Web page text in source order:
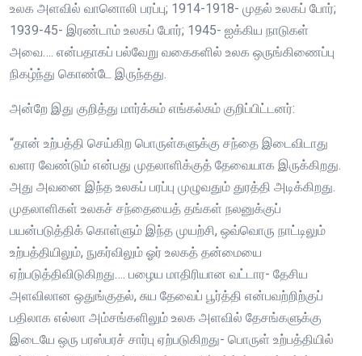
உலக அளவில் வானொலி பரப்பு; 1914-1918- முதல் உலகப் போர்;
1939-45- இரண்டாம் உலகப் போர்; 1945- ஐக்கிய நாடுகள்
அவை…. என்பதாகப் பல்வேறு வகைகளில் உலக ஒருங்கிணைப்பு
நிகழ்ந்து கொண்டே இருந்தது.
அன்றே இது குறித்து மார்க்சும் எங்கல்சும் குறிப்பிட்டனர்:
“தான் உற்பத்தி செய்கிற பொருள்களுக்கு சந்தை இடைவிடாது
வளர வேண்டும் என்பது முதலாளிக்குத் தேவையாக இருக்கிறது.
அது அவனை இந்த உலகப் பரப்பு முழுவதும் துரத்தி அடிக்கிறது.
முதலாளிகள் உலகச் சந்தையைத் தங்கள் நலனுக்குப்
பயன்படுத்திக் கொள்ளும் இந்த முயற்சி, ஒவ்வொரு நாட்டிலும்
உற்பத்தியிலும், நுகர்விலும் ஓர் உலகத் தன்மையை
ஏற்படுத்திவிடுகிறது…. பழைய மாதிரியான வட்டார- தேசிய
அளவிலான ஒதுங்குதல், சுய தேவைப் பூர்த்தி என்பவற்றிற்குப்
பதிலாக எல்லா அம்சங்களிலும் உலக அளவில் தேசங்களுக்கு
இடையே ஒரு பரஸ்பரச் சார்பு ஏற்படுகிறது- பொருள் உற்பத்தியில்